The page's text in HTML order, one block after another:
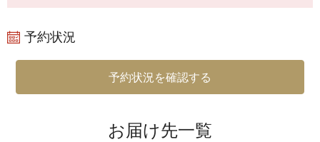
予約状況
予約状況を確認する
お届け先一覧